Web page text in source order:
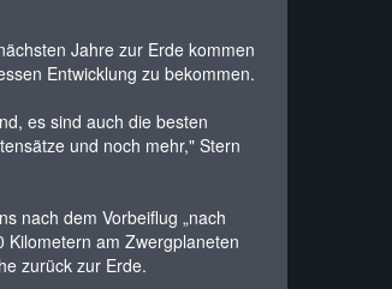
Jahre zur Erde kommen
Entwicklung zu bekommen.
es sind auch die besten
und noch mehr," Stern
nach dem Vorbeiflug „nach
Kilometern am Zwergplaneten
zurück zur Erde.